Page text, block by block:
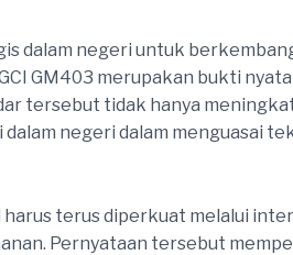
dalam negeri untuk
GM403 merupakan bukti
tersebut tidak hanya
negeri dalam menguasai
terus diperkuat melalui
Pernyataan tersebut